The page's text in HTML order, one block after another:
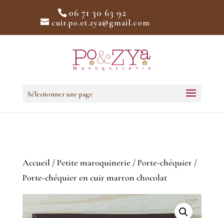
06 71 30 63 92
cuir.po.et.zya@gmail.com
Sélectionner une page
Accueil /Petite maroquinerie /Porte-chéquier /
Porte-chéquier en cuir marron chocolat